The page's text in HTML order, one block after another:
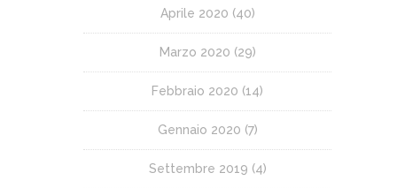
Aprile 2020 (40)
Marzo 2020 (29)
Febbraio 2020 (14)
Gennaio 2020 (7)
Settembre 2019 (4)